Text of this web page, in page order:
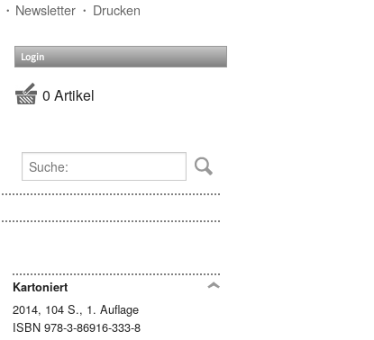
Newsletter Drucken
Login
0 Artikel
Kartoniert
2014, 104 S., 1. Auflage
ISBN 978-3-86916-333-8